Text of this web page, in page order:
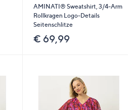
AMINATI® Sweatshirt, 3/4-Arm
Rollkragen Logo-Details
Seitenschlitze
€ 69,99